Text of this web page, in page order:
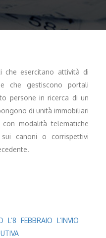
che esercitano attività di
e che gestiscono portali
persone in ricerca di un
di unità immobiliari
modalità telematiche
canoni o corrispettivi
L’8 FEBBRAIO L’INVIO